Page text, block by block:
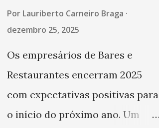
Por Lauriberto Carneiro Braga
dezembro 25, 2025
Os empresários de Bares e
Restaurantes encerram 2025
com expectativas positivas para
o início do próximo ano. Um